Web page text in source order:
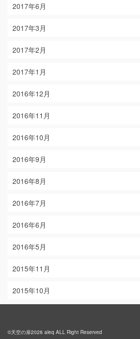
2017年6月
2017年3月
2017年2月
2017年1月
2016年12月
2016年11月
2016年10月
2016年9月
2016年8月
2016年7月
2016年6月
2016年5月
2015年11月
2015年10月
©天空の扉2026 aleq ALL Right Reserved